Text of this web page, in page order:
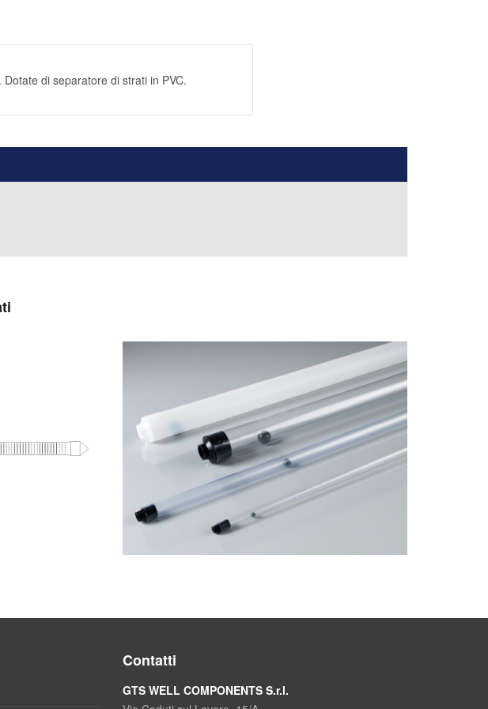
di separatore di strati in PVC.
Campionatori monouso Bailer
Contatti
GTS WELL COMPONENTS S.r.l.